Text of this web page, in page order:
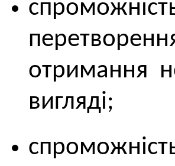
отримання
вигляді;